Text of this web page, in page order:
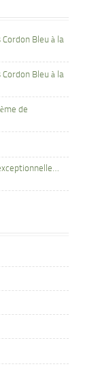
Bleu à la
Bleu à la
de